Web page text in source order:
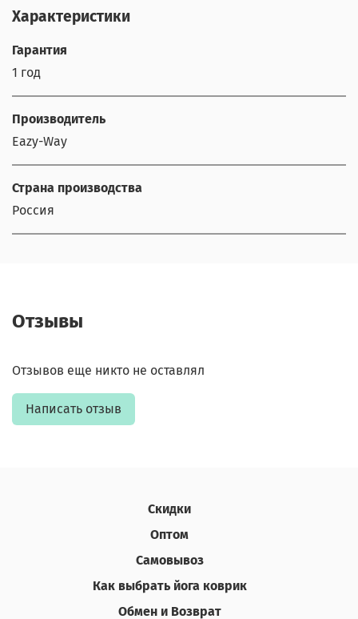
Характеристики
Гарантия
1 год
Производитель
Eazy-Way
Страна производства
Россия
Отзывы
Отзывов еще никто не оставлял
Написать отзыв
Скидки
Оптом
Самовывоз
Как выбрать йога коврик
Обмен и Возврат